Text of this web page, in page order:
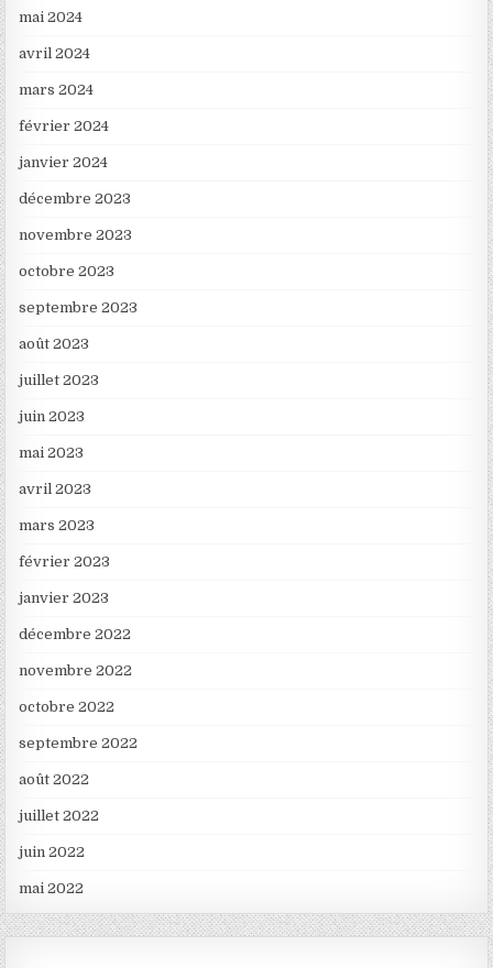
mai 2024
avril 2024
mars 2024
février 2024
janvier 2024
décembre 2023
novembre 2023
octobre 2023
septembre 2023
août 2023
juillet 2023
juin 2023
mai 2023
avril 2023
mars 2023
février 2023
janvier 2023
décembre 2022
novembre 2022
octobre 2022
septembre 2022
août 2022
juillet 2022
juin 2022
mai 2022